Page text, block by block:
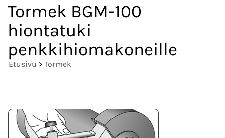
Tormek BGM-100
hiontatuki
penkkihiomakoneille
Etusivu > Tormek